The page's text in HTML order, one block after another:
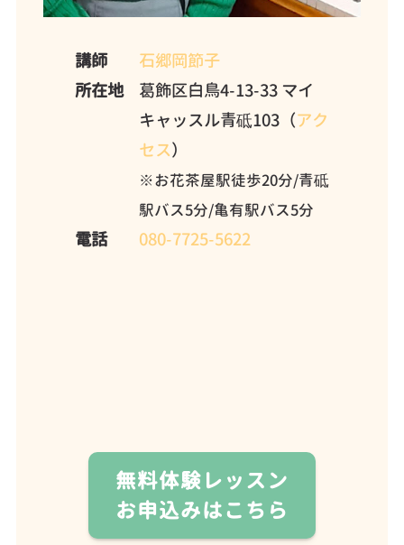
講師
石郷岡節子
所在地
葛飾区白鳥4-13-33 マイ
キャッスル青砥103（アク
セス）
※お花茶屋駅徒歩20分/青砥
駅バス5分/亀有駅バス5分
電話 080-7725-5622
無料体験レッスン
お申込みはこちら